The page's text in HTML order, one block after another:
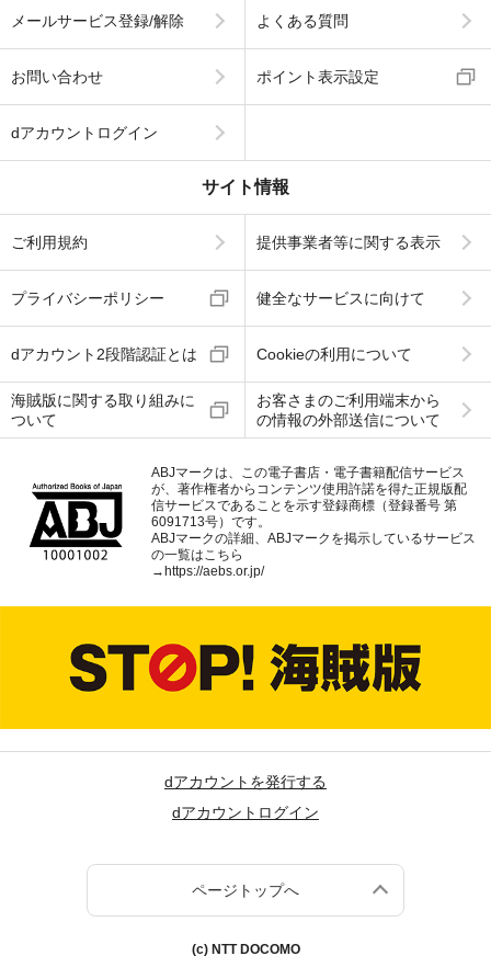
メールサービス登録/解除 よくある質問
お問い合わせ ポイント表示設定
dアカウントログイン
サイト情報
ご利用規約 提供事業者等に関する表示
プライバシーポリシー 健全なサービスに向けて
dアカウント2段階認証とは Cookieの利用について
海賊版に関する取り組みに
ついて
お客さまのご利用端末から
の情報の外部送信について
ABJマークは、この電子書店・電子書籍配信サービス
が、著作権者からコンテンツ使用許諾を得た正規版配
信サービスであることを示す登録商標（登録番号 第
6091713号）です。
ABJマークの詳細、ABJマークを掲示しているサービス
の一覧はこちら
→https://aebs.or.jp/
dアカウントを発行する
dアカウントログイン
ページトップへ
(c) NTT DOCOMO